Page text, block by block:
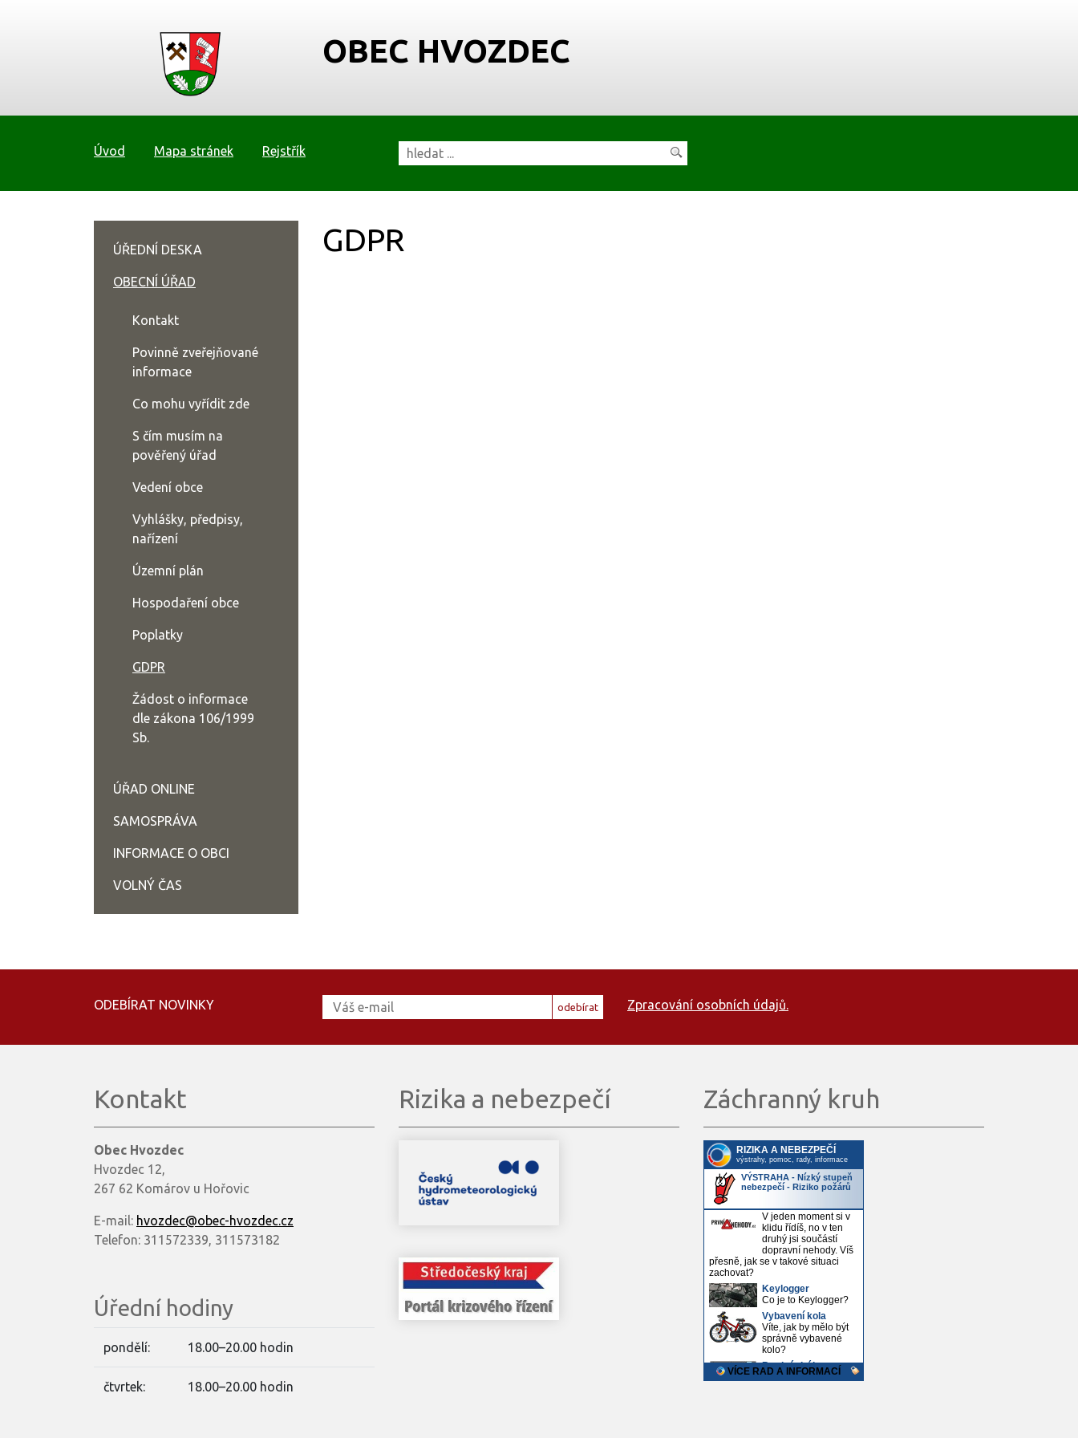
OBEC HVOZDEC
Úvod Mapa stránek Rejstřík
GDPR
ÚŘEDNÍ DESKA
OBECNÍ ÚŘAD
Kontakt
Povinně zveřejňované
informace
Co mohu vyřídit zde
S čím musím na
pověřený úřad
Vedení obce
Vyhlášky, předpisy,
nařízení
Územní plán
Hospodaření obce
Poplatky
GDPR
Žádost o informace
dle zákona 106/1999
Sb.
ÚŘAD ONLINE
SAMOSPRÁVA
INFORMACE O OBCI
VOLNÝ ČAS
ODEBÍRAT NOVINKY odebírat Zpracování osobních údajů.
Kontakt
Obec Hvozdec
Hvozdec 12,
267 62 Komárov u Hořovic
E-mail: hvozdec@obec-hvozdec.cz
Telefon: 311572339, 311573182
Úřední hodiny
pondělí: 18.00–20.00 hodin
čtvrtek: 18.00–20.00 hodin
Rizika a nebezpečí Záchranný kruh